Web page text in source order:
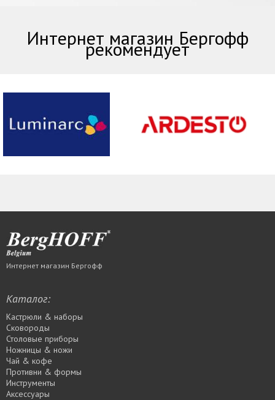
Интернет магазин Бергофф
рекомендует
Интернет магазин Бергофф
Каталог:
Кастрюли & наборы
Сковороды
Столовые приборы
Ножницы & ножи
Чай & кофе
Противни & формы
Инструменты
Аксессуары